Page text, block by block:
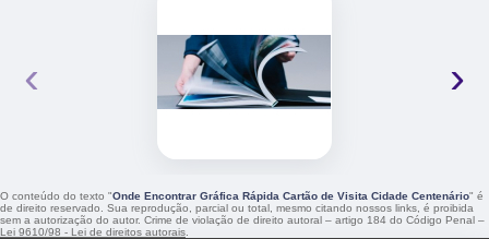
‹ ›
O conteúdo do texto "Onde Encontrar Gráfica Rápida Cartão de Visita Cidade Centenário" é
de direito reservado. Sua reprodução, parcial ou total, mesmo citando nossos links, é proibida
sem a autorização do autor. Crime de violação de direito autoral – artigo 184 do Código Penal –
Lei 9610/98 - Lei de direitos autorais